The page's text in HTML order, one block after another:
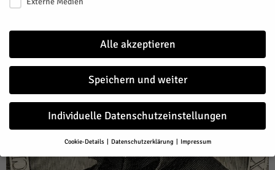
Alle akzeptieren
Speichern und weiter
Individuelle Datenschutzeinstellungen
Cookie-Details Datenschutzerklärung Impressum
Datenschutzeinstellungen